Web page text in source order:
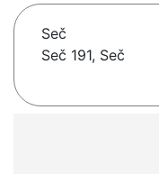
Seč
Seč 191, Seč